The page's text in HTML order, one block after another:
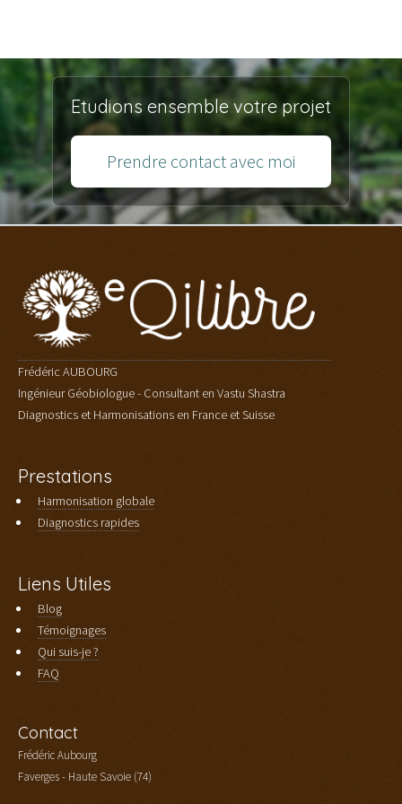
Etudions ensemble votre projet
Prendre contact avec moi
Frédéric AUBOURG
Ingénieur Géobiologue - Consultant en Vastu Shastra
Diagnostics et Harmonisations en France et Suisse
Prestations
Harmonisation globale
Diagnostics rapides
Liens Utiles
Blog
Témoignages
Qui suis-je ?
FAQ
Contact
Frédéric Aubourg
Faverges - Haute Savoie (74)